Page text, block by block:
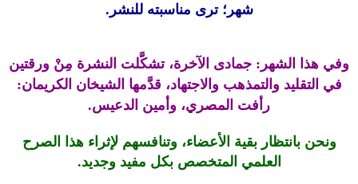
شهر؛ ترى مناسبته للنشر.
وفي هذا الشهر: جمادى الآخرة، تشكَّلت النشرة مِنْ ورقتين
في التقليد والتمذهب والاجتهاد، قدَّمها الشيخان الكريمان:
رأفت المصري، وأمين الدعيس.
ونحن بانتظار بقية الأعضاء، وتنافسهم لإثراء هذا الصرح
العلمي المتخصص بكل مفيد وجديد.